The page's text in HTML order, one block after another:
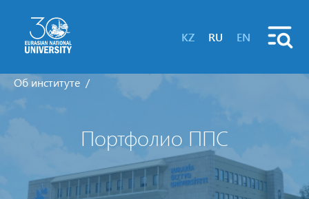
KZ RU EN
Об институте
Портфолио ППС